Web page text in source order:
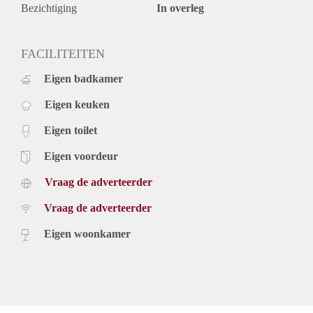
We ontvangen veel belangstelling voor deze woning.
bezichtiging heeft aangevraagd en u ontvangt van ons geen
heeft gekozen voor andere kandidaten.
Bezichtiging In overleg
FACILITEITEN
Eigen badkamer
Eigen keuken
Eigen toilet
Eigen voordeur
Vraag de adverteerder
Vraag de adverteerder
Eigen woonkamer